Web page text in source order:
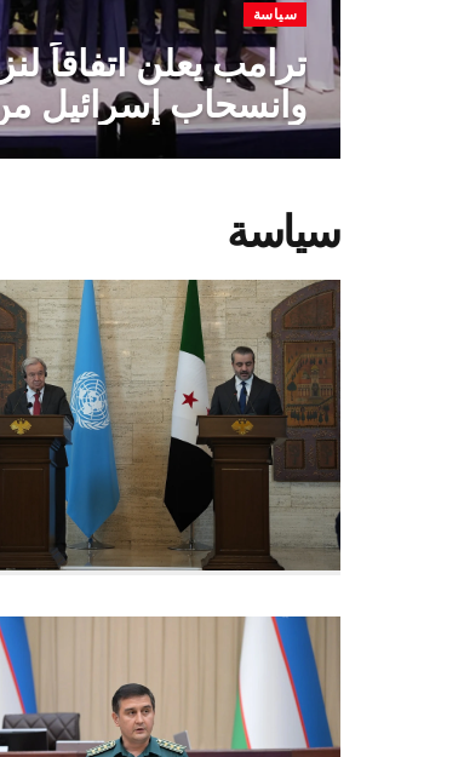
سياسة
ترامب يعلن اتفاقاً
وانسحاب إسرائيل
سياسة